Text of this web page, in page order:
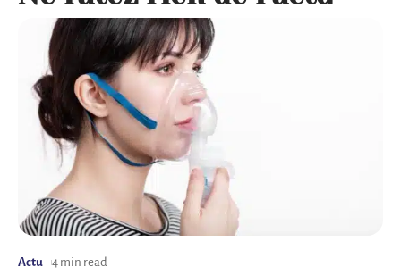
Actu 4 min read